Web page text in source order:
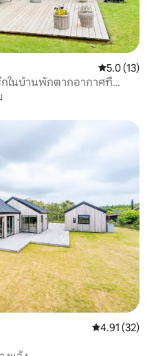
คะแนนเฉลี่ย
5.0 (13)
ในบ้านพักตากอากาศที่
คะแนนเฉลี่ย
4.91 (32)